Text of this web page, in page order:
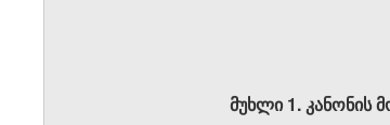
მუხლი 1. კანონის